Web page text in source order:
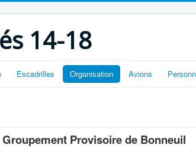
14-18
Escadrilles Organisation Avions
Groupement Provisoire de Bonneuil